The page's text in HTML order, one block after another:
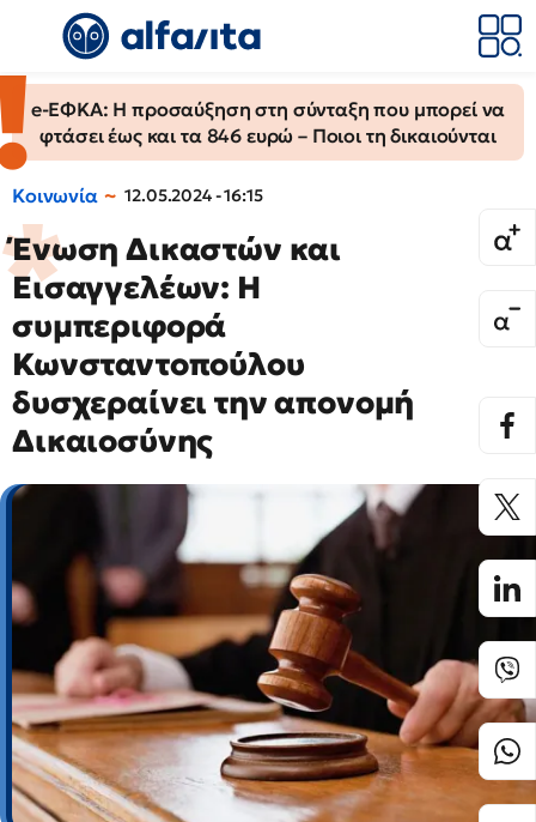
e-ΕΦΚΑ: Η προσαύξηση στη σύνταξη που μπορεί να
φτάσει έως και τα 846 ευρώ – Ποιοι τη δικαιούνται
Κοινωνία 12.05.2024 - 16:15
Ένωση Δικαστών και
Εισαγγελέων: Η
συμπεριφορά
Κωνσταντοπούλου
δυσχεραίνει την απονομή
Δικαιοσύνης